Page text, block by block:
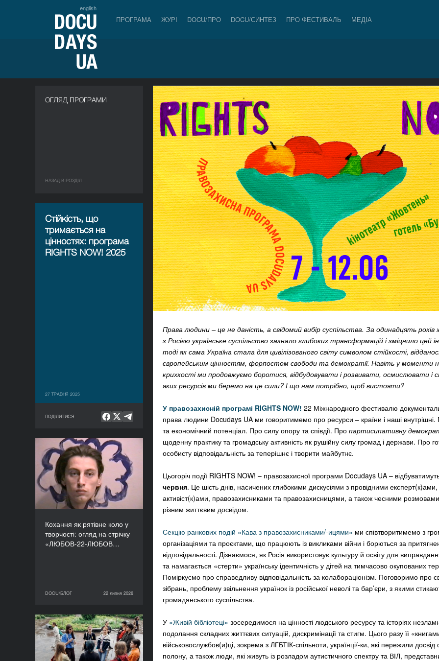
english
ПРОГРАМА ЖУРІ DOCU/ПРО DOCU/СИНТЕЗ ПРО ФЕСТИВАЛЬ МЕДІА
ОГЛЯД ПРОГРАМИ
НАЗАД В РОЗДIЛ
Стійкість, що
тримається на
цінностях: програма
RIGHTS NOW! 2025
27 ТРАВНЯ 2025
ПОДІЛИТИСЯ
Права людини – це не даність, а свідомий вибір суспільства. За одинадцять років
з Росією українське суспільство зазнало глибоких трансформацій і зміцнило цей
тоді як сама Україна стала для цивілізованого світу символом стійкості,
європейським цінностям, форпостом свободи та демократії. Навіть у моменти
крихкості ми продовжуємо боротися, відбудовувати і розвивати, осмислювати
яких ресурсів ми беремо на це сили? І що нам потрібно, щоб вистояти?
У правозахисній програмі RIGHTS NOW! 22 Міжнародного фестивалю
права людини Docudays UA ми говоритимемо про ресурси – країни і наші
та економічний потенціал. Про силу опору та співдії. Про партисипативну
щоденну практику та громадську активність як рушійну силу громад і держави. Про
особисту відповідальність за теперішнє і творити майбутнє.
Цьогоріч події RIGHTS NOW! – правозахисної програми Docudays UA –
червня. Це шість днів, насичених глибокими дискусіями з провідними експерт(к)ами,
активіст(к)ами, правозахисниками та правозахисницями, а також чесними
різним життєвим досвідом.
Секцію ранкових подій «Кава з правозахисниками/-ицями» ми співтворитимемо з
організаціями та проєктами, що працюють із викликами війни і борються за
відповідальності. Дізнаємося, як Росія використовує культуру й освіту для
та намагається «стерти» українську ідентичність у дітей на тимчасово окупованих
Поміркуємо про справедливу відповідальність за колабораціонізм. Поговоримо про
зібрань, проблему звільнення українок із російської неволі та бар’єри, з якими
громадянського суспільства.
У «Живій бібліотеці» зосередимося на цінності людського ресурсу та історіях
подолання складних життєвих ситуацій, дискримінації та стигм. Цього разу її
військовослужбов(и)ці, зокрема з ЛГБТІК-спільноти, українці/-ки, які пережили досвід
полону, а також люди, які живуть із розладом аутистичного спектру та ВІЛ,
Кохання як рятівне коло у
творчості: огляд на стрічку
«ЛЮБОВ-22-ЛЮБОВ…
DOCU/БЛОГ 22 липня 2026
Кохання як рятівне коло
у творчості: огляд на
стрічку «ЛЮБОВ-22-
ЛЮБОВ» Єруна
Койманса
DOCU/БЛОГ
22 липня 2026
«Нас веде подільський
пес»: презентуємо фільм
майстерні DOCU/ТАБІР